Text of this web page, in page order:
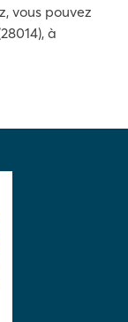
vous pouvez
à